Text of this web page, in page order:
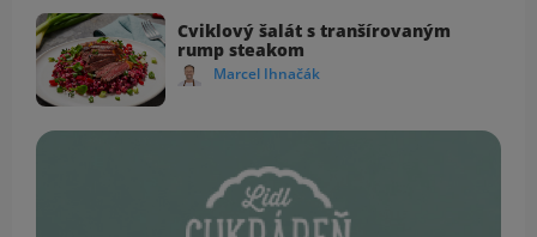
Cviklový šalát s tranšírovaným
rump steakom
Marcel Ihnačák